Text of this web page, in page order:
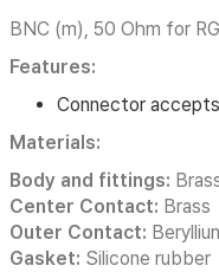
BNC (m), 50 Ohm for
Features:
Connector
Materials:
Body and fittings:
Center Contact: Brass
Outer Contact:
Gasket: Silicone rubber